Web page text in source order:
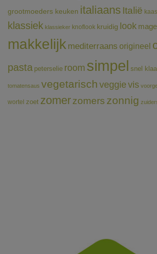
grootmoeders keuken italiaans Italië kaas
klassiek klassieker knoflook kruidig look
makkelijk mediterraans origineel
pasta peterselie room simpel snel
tomatensaus vegetarischveggie vis
wortel zoet zomerzomers zonnig